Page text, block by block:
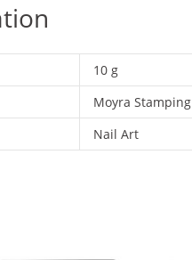
10 g
Moyra Stamping
Nail Art